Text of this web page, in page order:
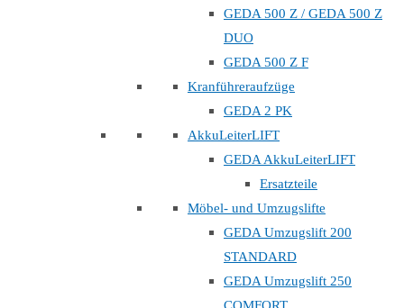
GEDA 500 Z / GEDA 500 Z
DUO
GEDA 500 Z F
Kranführeraufzüge
GEDA 2 PK
AkkuLeiterLIFT
GEDA AkkuLeiterLIFT
Ersatzteile
Möbel- und Umzugslifte
GEDA Umzugslift 200
STANDARD
GEDA Umzugslift 250